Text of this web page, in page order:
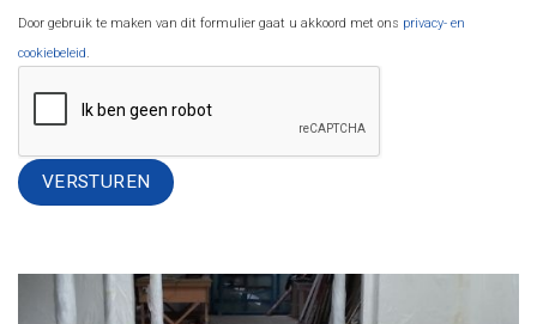
Door gebruik te maken van dit formulier gaat u akkoord met ons privacy- en
cookiebeleid.